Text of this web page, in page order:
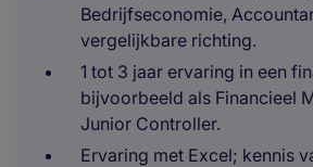
Bedrijfseconomie,
vergelijkbare richting.
1 tot 3 jaar ervaring in een
bijvoorbeeld als Financieel
Junior Controller.
Ervaring met Excel; kennis